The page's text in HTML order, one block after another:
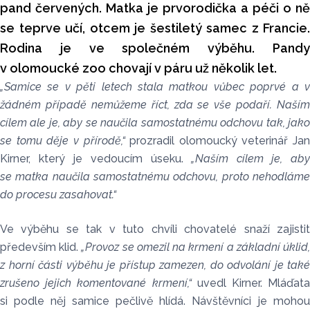
pand červených. Matka je prvorodička a péči o ně
se teprve učí, otcem je šestiletý samec z Francie.
Rodina je ve společném výběhu. Pandy
v olomoucké zoo chovají v páru už několik let.
„Samice se v pěti letech stala matkou vůbec poprvé a v
žádném případě nemůžeme říct, zda se vše podaří. Naším
cílem ale je, aby se naučila samostatnému odchovu tak, jako
se tomu děje v přírodě,“prozradil olomoucký veterinář Jan
Kirner, který je vedoucím úseku.„Naším cílem je, aby
se matka naučila samostatnému odchovu, proto nehodláme
do procesu zasahovat.“
Ve výběhu se tak v tuto chvíli chovatelé snaží zajistit
především klid.„Provoz se omezil na krmení a základní úklid,
z horní části výběhu je přístup zamezen, do odvolání je také
zrušeno jejich komentované krmení,“uvedl Kirner. Mláďata
si podle něj samice pečlivě hlídá. Návštěvníci je mohou